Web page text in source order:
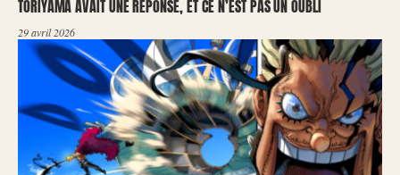
TORIYAMA AVAIT UNE RÉPONSE, ET CE N’EST PAS UN OUBLI
29 avril 2026